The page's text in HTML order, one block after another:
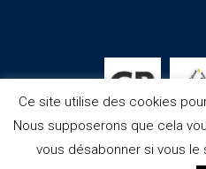
Ce site utilise des cookies
Nous supposerons que cela
vous désabonner si vous le